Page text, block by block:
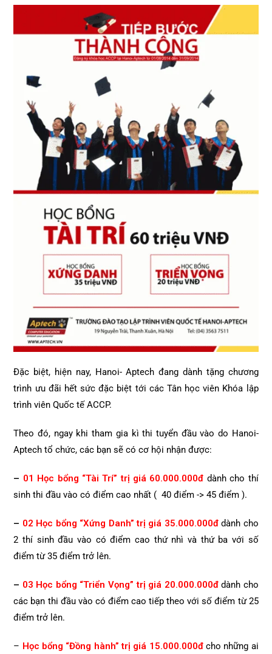
Đặc biệt, hiện nay, Hanoi- Aptech đang dành tặng chương
trình ưu đãi hết sức đặc biệt tới các Tân học viên Khóa lập
trình viên Quốc tế ACCP.
Theo đó, ngay khi tham gia kì thi tuyển đầu vào do Hanoi-
Aptech tổ chức, các bạn sẽ có cơ hội nhận được:
– 01 Học bổng “Tài Trí” trị giá 60.000.000đ dành cho thí
sinh thi đầu vào có điểm cao nhất ( 40 điểm -> 45 điểm ).
– 02 Học bổng “Xứng Danh” trị giá 35.000.000đ dành cho
2 thí sinh đầu vào có điểm cao thứ nhì và thứ ba với số
điểm từ 35 điểm trở lên.
– 03 Học bổng “Triển Vọng” trị giá 20.000.000đdành cho
các bạn thi đầu vào có điểm cao tiếp theo với số điểm từ 25
điểm trở lên.
– Học bổng “Đồng hành” trị giá 15.000.000đ cho những ai